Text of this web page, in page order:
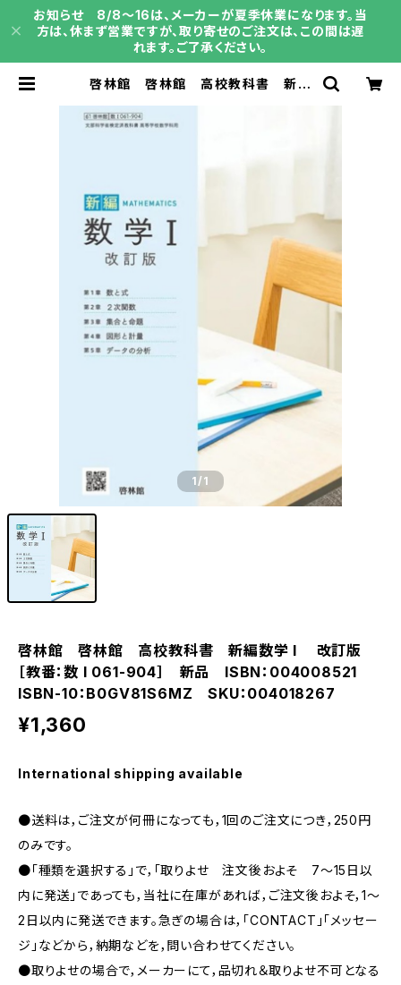
お知らせ 8/8～16は、メーカーが夏季休業になります。当
方は、休まず営業ですが、取り寄せのご注文は、この間は遅
れます。ご了承ください。
啓林館 啓林館 高校教科書 新編
04］ 新品 ISBN：004008521
ISBN-10：B0GV81S6MZ SKU：
1/1
啓林館 啓林館 高校教科書 新編数学 I 改訂版
［教番：数 I 061-904］ 新品 ISBN：004008521
ISBN-10：B0GV81S6MZ SKU：004018267
¥1,360
International shipping available
●送料は，ご注文が何冊になっても，1回のご注文につき，250円
のみです。
●「種類を選択する」で，「取りよせ 注文後およそ 7〜15日以
内に発送」であっても，当社に在庫があれば，ご注文後およそ，1〜
2日以内に発送できます。急ぎの場合は，「CONTACT」「メッセー
ジ」などから，納期などを，問い合わせてください。
●取りよせの場合で，メーカーにて，品切れ＆取りよせ不可となる